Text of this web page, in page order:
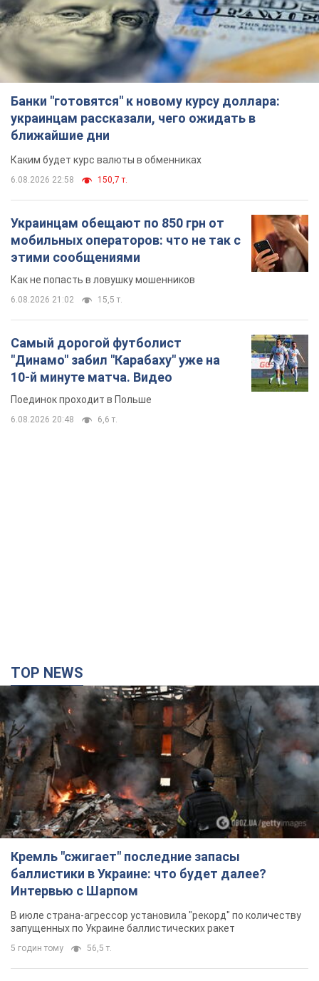
Украинцам обещают по 850 грн от
мобильных операторов: что не так с
этими сообщениями
Как не попасть в ловушку мошенников
6.08.2026 21:02 15,5 т.
Самый дорогой футболист
"Динамо" забил "Карабаху" уже на
6.08.2026 20:48
Кремль "сжигает" последние запасы
баллистики в Украине: что будет далее?
Интервью с Шарпом
В июле страна-агрессор установила "рекорд" по количеству
запущенных по Украине баллистических ракет
5 годин тому
В Екатеринбурге атакован склад Wildberries:
есть попадания, поднялся дым. Фото и видео
4 години тому
"Замечательный отец": в сети рассказали о
мужчине, которого Россия убила ударом по
Броварам. Фото